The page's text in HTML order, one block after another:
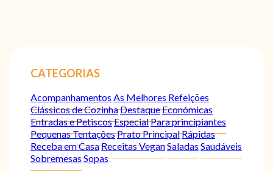
CATEGORIAS
Acompanhamentos As Melhores Refeições
Clássicos de CozinhaDestaqueEconómicas
Entradas e PetiscosEspecialPara principiantes
Pequenas TentaçõesPrato PrincipalRápidas
Receba em CasaReceitas VeganSaladasSaudáveis
SobremesasSopas